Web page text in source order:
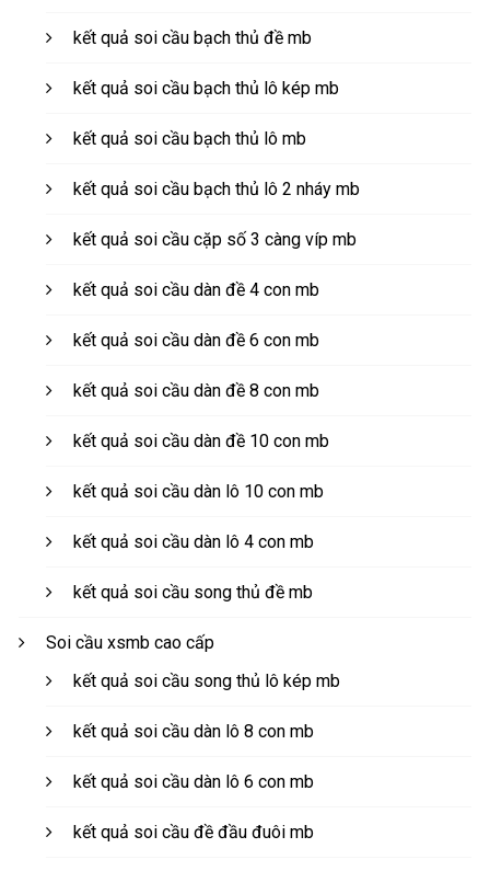
kết quả soi cầu bạch thủ đề mb
kết quả soi cầu bạch thủ lô kép mb
kết quả soi cầu bạch thủ lô mb
kết quả soi cầu bạch thủ lô 2 nháy mb
kết quả soi cầu cặp số 3 càng víp mb
kết quả soi cầu dàn đề 4 con mb
kết quả soi cầu dàn đề 6 con mb
kết quả soi cầu dàn đề 8 con mb
kết quả soi cầu dàn đề 10 con mb
kết quả soi cầu dàn lô 10 con mb
kết quả soi cầu dàn lô 4 con mb
kết quả soi cầu song thủ đề mb
Soi cầu xsmb cao cấp
kết quả soi cầu song thủ lô kép mb
kết quả soi cầu dàn lô 8 con mb
kết quả soi cầu dàn lô 6 con mb
kết quả soi cầu đề đầu đuôi mb